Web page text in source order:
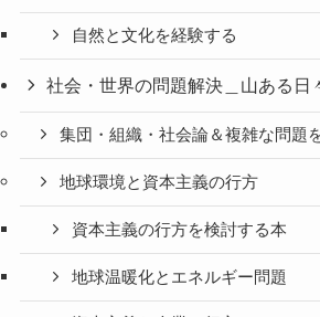
自然と文化を経験する
社会・世界の問題解決＿山ある日
集団・組織・社会論＆複雑な問題
地球環境と資本主義の行方
資本主義の行方を検討する本
地球温暖化とエネルギー問題